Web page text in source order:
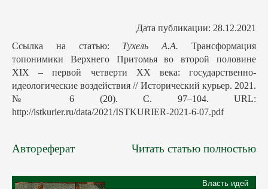
Дата публикации: 28.12.2021
Ссылка на статью: Тухель А.А. Трансформация
топонимики Верхнего Притомья во второй половине
XIX – первой четверти XX века: государственно-
идеологические воздействия // Исторический курьер. 2021.
№ 6 (20). С. 97–104. URL:
http://istkurier.ru/data/2021/ISTKURIER-2021-6-07.pdf
Автореферат Читать статью полностью
Власть идей